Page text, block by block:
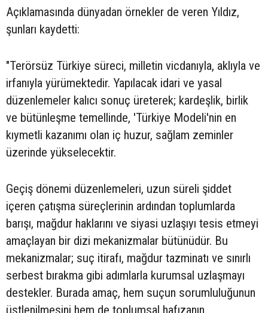
Açıklamasında dünyadan örnekler de veren Yıldız,
şunları kaydetti:
"Terörsüz Türkiye süreci, milletin vicdanıyla, aklıyla ve
irfanıyla yürümektedir. Yapılacak idari ve yasal
düzenlemeler kalıcı sonuç üreterek; kardeşlik, birlik
ve bütünleşme temellinde, 'Türkiye Modeli'nin en
kıymetli kazanımı olan iç huzur, sağlam zeminler
üzerinde yükselecektir.
Geçiş dönemi düzenlemeleri, uzun süreli şiddet
içeren çatışma süreçlerinin ardından toplumlarda
barışı, mağdur haklarını ve siyasi uzlaşıyı tesis etmeyi
amaçlayan bir dizi mekanizmalar bütünüdür. Bu
mekanizmalar; suç itirafı, mağdur tazminatı ve sınırlı
serbest bırakma gibi adımlarla kurumsal uzlaşmayı
destekler. Burada amaç, hem suçun sorumluluğunun
üstlenilmesini hem de toplumsal hafızanın